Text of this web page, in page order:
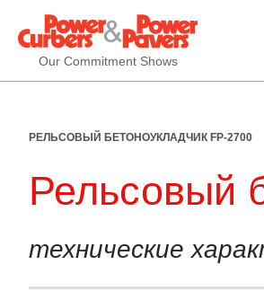
Our Commitment Shows
РЕЛЬСОВЫЙ БЕТОНОУКЛАДЧИК FP-2700
Рельсовый
технические